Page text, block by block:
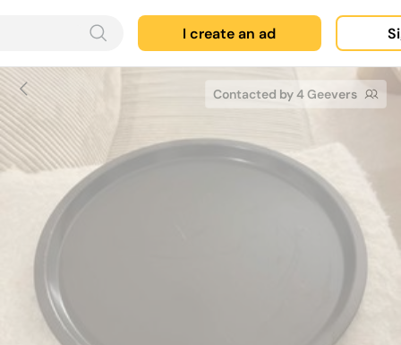
I create an ad
Contacted by 4 Geevers